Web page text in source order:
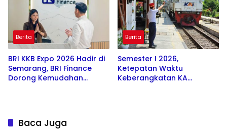
Berita
BRI KKB Expo 2026 Hadir di
Semarang, BRI Finance
Dorong Kemudahan
Berita
Semester I 2026,
Ketepatan Waktu
Keberangkatan KA
Baca Juga